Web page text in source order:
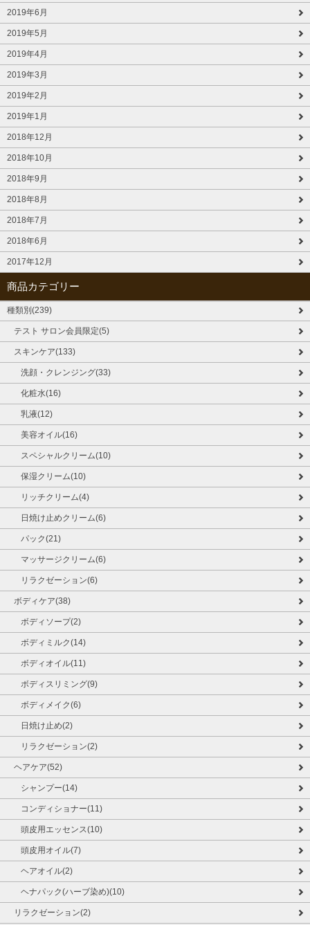
2019年6月
2019年5月
2019年4月
2019年3月
2019年2月
2019年1月
2018年12月
2018年10月
2018年9月
2018年8月
2018年7月
2018年6月
2017年12月
商品カテゴリー
種類別(239)
テスト サロン会員限定(5)
スキンケア(133)
洗顔・クレンジング(33)
化粧水(16)
乳液(12)
美容オイル(16)
スペシャルクリーム(10)
保湿クリーム(10)
リッチクリーム(4)
日焼け止めクリーム(6)
パック(21)
マッサージクリーム(6)
リラクゼーション(6)
ボディケア(38)
ボディソープ(2)
ボディミルク(14)
ボディオイル(11)
ボディスリミング(9)
ボディメイク(6)
日焼け止め(2)
リラクゼーション(2)
ヘアケア(52)
シャンプー(14)
コンディショナー(11)
頭皮用エッセンス(10)
頭皮用オイル(7)
ヘアオイル(2)
ヘナパック(ハーブ染め)(10)
リラクゼーション(2)